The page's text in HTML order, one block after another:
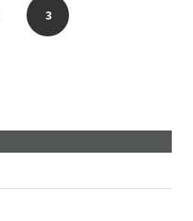
3